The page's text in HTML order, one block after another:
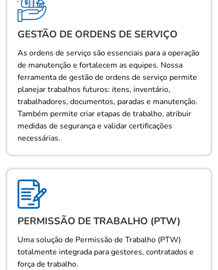
GESTÃO DE ORDENS DE SERVIÇO
As ordens de serviço são essenciais para a operação
de manutenção e fortalecem as equipes. Nossa
ferramenta de gestão de ordens de serviço permite
planejar trabalhos futuros: itens, inventário,
trabalhadores, documentos, paradas e manutenção.
Também permite criar etapas de trabalho, atribuir
medidas de segurança e validar certificações
necessárias.
PERMISSÃO DE TRABALHO (PTW)
Uma solução de Permissão de Trabalho (PTW)
totalmente integrada para gestores, contratados e
força de trabalho.